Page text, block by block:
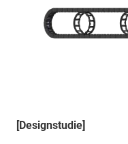
[Designstudie]